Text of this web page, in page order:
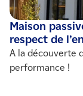
Maison
respect de
A la découverte
performance !